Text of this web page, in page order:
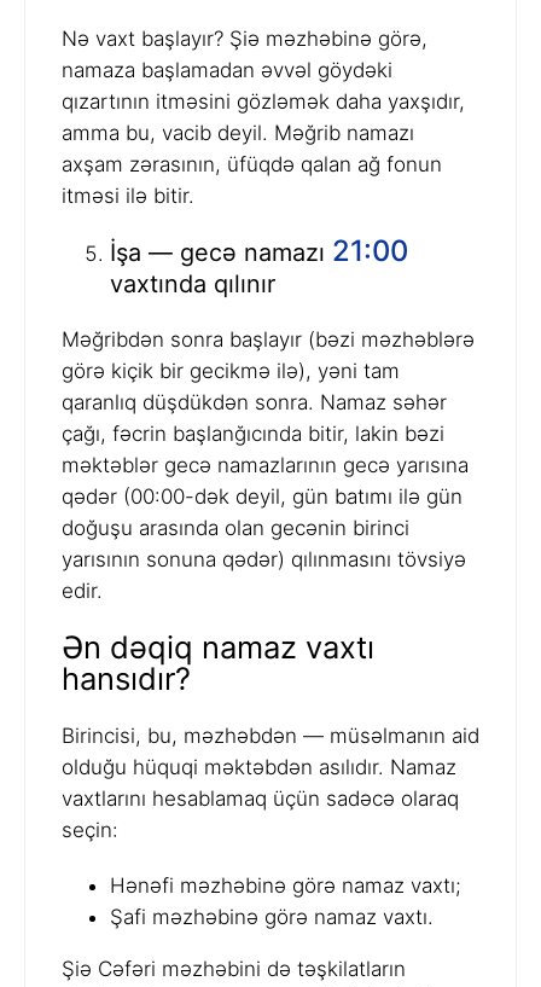
Nə vaxt başlayır? Şiə məzhəbinə görə,
namaza başlamadan əvvəl göydəki
qızartının itməsini gözləmək daha yaxşıdır,
amma bu, vacib deyil. Məğrib namazı
axşam zərasının, üfüqdə qalan ağ fonun
itməsi ilə bitir.
İşa — gecə namazı 21:00
vaxtında qılınır
Məğribdən sonra başlayır (bəzi məzhəblərə
görə kiçik bir gecikmə ilə), yəni tam
qaranlıq düşdükdən sonra. Namaz səhər
çağı, fəcrin başlanğıcında bitir, lakin bəzi
məktəblər gecə namazlarının gecə yarısına
qədər (00:00-dək deyil, gün batımı ilə gün
doğuşu arasında olan gecənin birinci
yarısının sonuna qədər) qılınmasını tövsiyə
edir.
Ən dəqiq namaz vaxtı
hansıdır?
Birincisi, bu, məzhəbdən — müsəlmanın aid
olduğu hüquqi məktəbdən asılıdır. Namaz
vaxtlarını hesablamaq üçün sadəcə olaraq
seçin:
Hənəfi məzhəbinə görə namaz vaxtı;
Şafi məzhəbinə görə namaz vaxtı.
Şiə Cəfəri məzhəbini də təşkilatların